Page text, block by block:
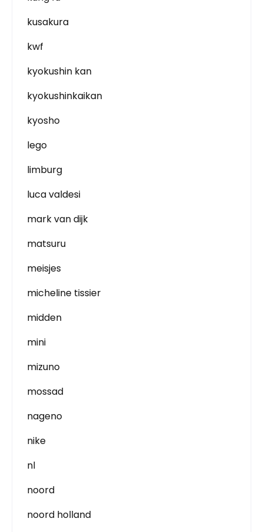
kusakura
kwf
kyokushin kan
kyokushinkaikan
kyosho
lego
limburg
luca valdesi
mark van dijk
matsuru
meisjes
micheline tissier
midden
mini
mizuno
mossad
nageno
nike
nl
noord
noord holland